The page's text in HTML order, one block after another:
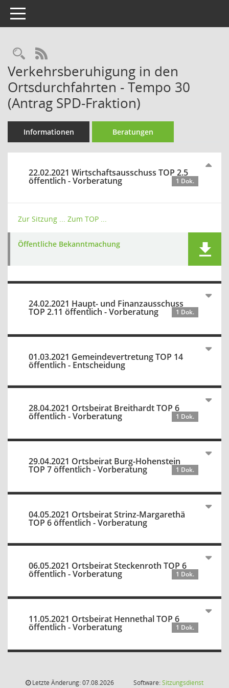
Toggle navigation
Rechercheauswahl
RSS-Feed
Verkehrsberuhigung in den
Ortsdurchfahrten - Tempo 30
(Antrag SPD-Fraktion)
Informationen Beratungen
22.02.2021 Wirtschaftsausschuss TOP 2.5
öffentlich - Vorberatung 1 Dok.
Zur Sitzung ... Zum TOP ...
Öffentliche Bekanntmachung
24.02.2021 Haupt- und Finanzausschuss
TOP 2.11 öffentlich - Vorberatung 1 Dok.
01.03.2021 Gemeindevertretung TOP 14
öffentlich - Entscheidung
28.04.2021 Ortsbeirat Breithardt TOP 6
öffentlich - Vorberatung 1 Dok.
29.04.2021 Ortsbeirat Burg-Hohenstein
TOP 7 öffentlich - Vorberatung 1 Dok.
04.05.2021 Ortsbeirat Strinz-Margarethä
TOP 6 öffentlich - Vorberatung
06.05.2021 Ortsbeirat Steckenroth TOP 6
öffentlich - Vorberatung 1 Dok.
11.05.2021 Ortsbeirat Hennethal TOP 6
öffentlich - Vorberatung 1 Dok.
Letzte Änderung: 07.08.2026
Software:Sitzungsdienst